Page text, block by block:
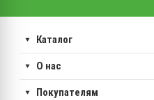
Каталог
О нас
Покупателям